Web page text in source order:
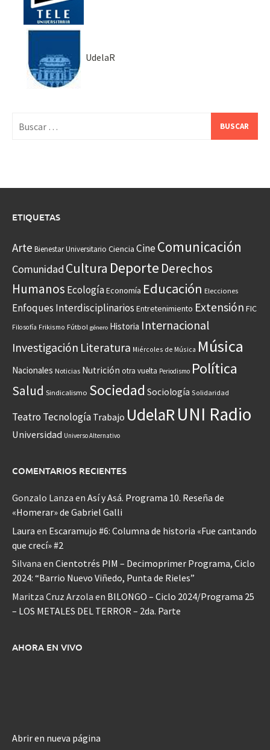
UdelaR
ETIQUETAS
Arte Bienestar Universitario Ciencia CineComunicación
Comunidad Cultura Deporte Derechos
Humanos EcologíaEconomía Educación Elecciones
Enfoques Interdisciplinarios Entretenimiento Extensión FIC
Filosofía Frikismo Fútbol género Historia Internacional
Investigación Literatura Miércoles de Música Música
Nacionales Noticias Nutrición otra vuelta Periodismo Política
Salud Sindicalismo Sociedad Sociología Solidaridad
Teatro Tecnología Trabajo UdelaRUNI Radio
Universidad Universo Alternativo
COMENTARIOS RECIENTES
Gonzalo Lanza en Así y Asá. Programa 10. Reseña de
«Homerar» de Gabriel Galli
Laura en Escaramujo #6: Columna de historia «Fue cantando
que crecí» #2
Silvana en Cientotrés PIM – Decimoprimer Programa, Ciclo
2024: “Barrio Nuevo Viñedo, Punta de Rieles”
Maritza Cruz Arzola en BILONGO – Ciclo 2024/Programa 25
– LOS METALES DEL TERROR – 2da. Parte
AHORA EN VIVO
Abrir en nueva página